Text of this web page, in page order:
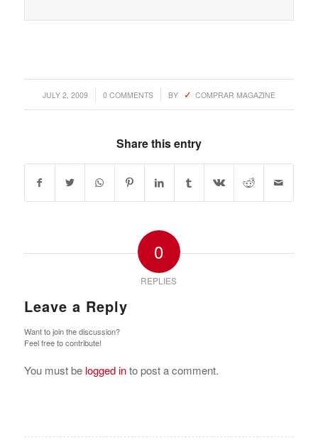
JULY 2, 2009
/ 0 COMMENTS
/ BY COMPRAR MAGAZINE
Share this entry
0
REPLIES
Leave a Reply
Want to join the discussion?
Feel free to contribute!
You must be logged into post a comment.